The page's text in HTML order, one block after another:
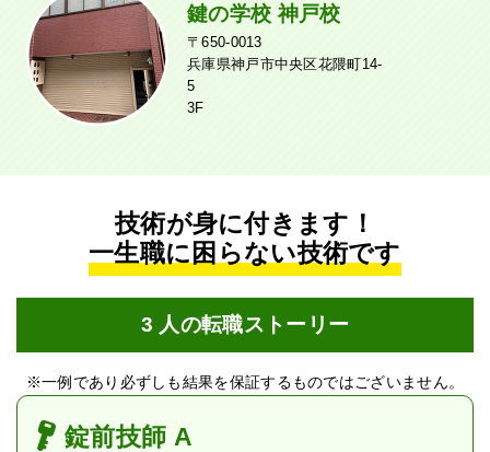
鍵の学校 神戸校
〒650-0013
兵庫県神戸市中央区花隈町14-
5
3F
技術が身に付きます！
一生職に困らない技術です
3 人の転職ストーリー
※一例であり必ずしも結果を保証するものではございません。
錠前技師 A